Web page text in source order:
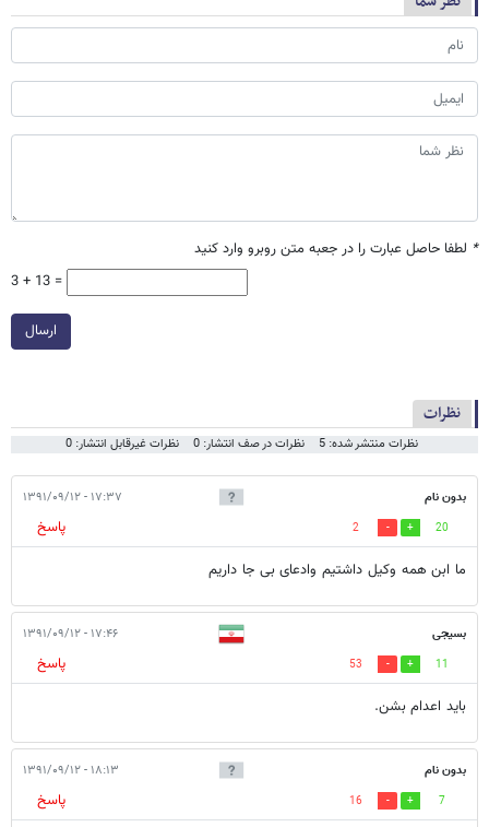
* لطفا حاصل عبارت را در جعبه متن روبرو وارد کنید
3 + 13 =
ارسال
نظرات
نظرات منتشر شده: 5 نظرات در صف انتشار: 0 نظرات غیرقابل انتشار: 0
بدون نام ۱۷:۳۷ - ۱۳۹۱/۰۹/۱۲
20
2
پاسخ
ما ابن همه وکیل داشتیم وادعای بی جا داریم
بسیجی ۱۷:۴۶ - ۱۳۹۱/۰۹/۱۲
11
53
پاسخ
باید اعدام بشن.
بدون نام ۱۸:۱۳ - ۱۳۹۱/۰۹/۱۲
7
16 پاسخ